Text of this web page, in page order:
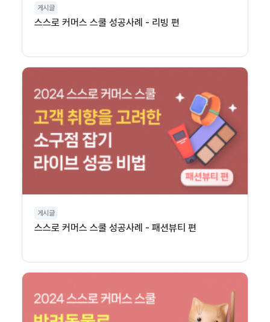
게시글
스스로 커머스 스쿨 성공사례 - 리빙 편
게시글
스스로 커머스 스쿨 성공사례 - 패션뷰티 편